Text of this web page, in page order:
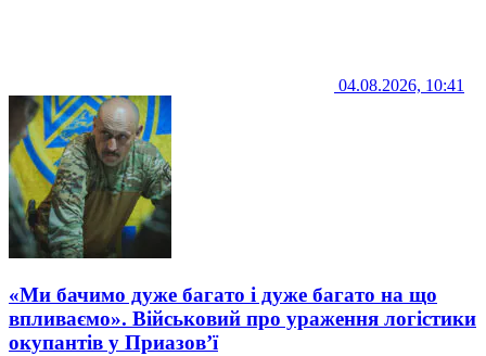
04.08.2026, 10:41
«Ми бачимо дуже багато і дуже багато на що
впливаємо». Військовий про ураження логістики
окупантів у Приазов’ї